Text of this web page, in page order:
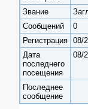
Звание
Cообщений
0
Регистрация 08/
Дата
последнего
посещения
08/
Последнее
сообщение